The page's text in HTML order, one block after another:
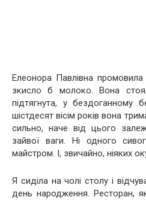
Елеонора Павлівна
зкисло б молоко. Вона
підтягнута, у бездоганному
шістдесят вісім років вона
сильно, наче від цього
зайвої ваги. Ні одного
майстром. І, звичайно, ніяких
Я сиділа на чолі столу і
день народження. Ресторан,